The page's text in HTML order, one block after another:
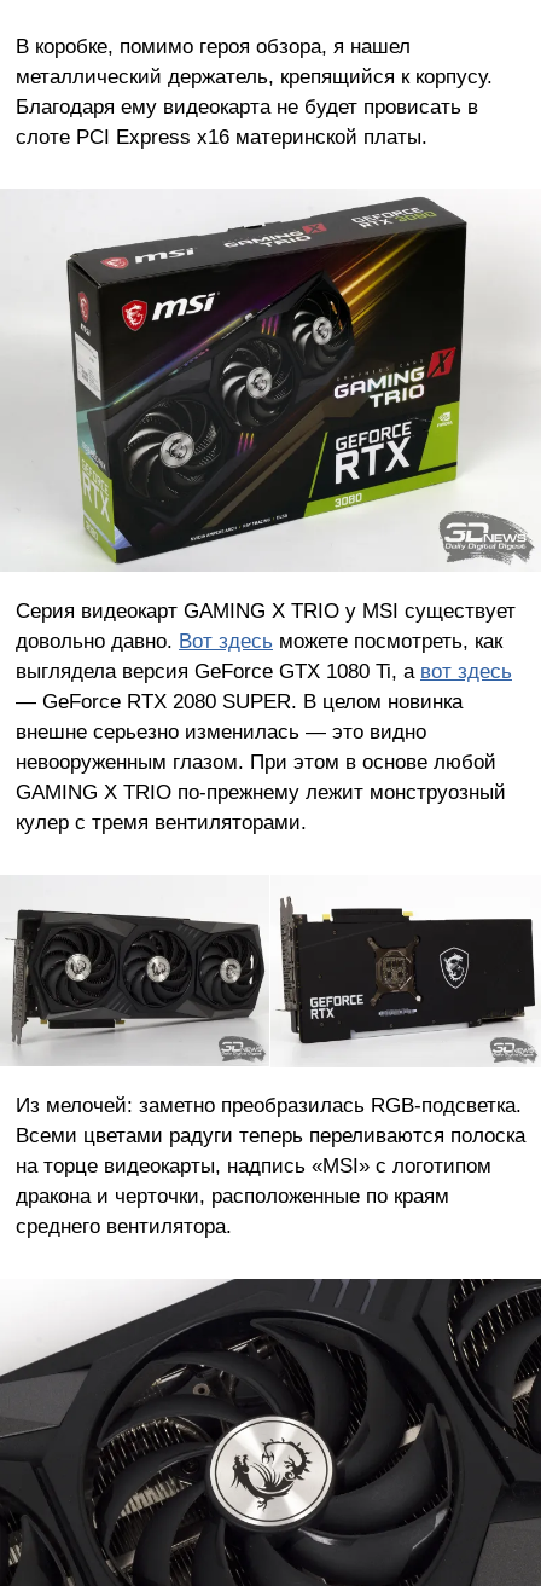
В коробке, помимо героя обзора, я нашел
металлический держатель, крепящийся к корпусу.
Благодаря ему видеокарта не будет провисать в
слоте PCI Express x16 материнской платы.
Серия видеокарт GAMING X TRIO у MSI существует
довольно давно. Вот здесь можете посмотреть, как
выглядела версия GeForce GTX 1080 Ti, а вот здесь
— GeForce RTX 2080 SUPER. В целом новинка
внешне серьезно изменилась — это видно
невооруженным глазом. При этом в основе любой
GAMING X TRIO по-прежнему лежит монструозный
кулер с тремя вентиляторами.
Из мелочей: заметно преобразилась RGB-подсветка.
Всеми цветами радуги теперь переливаются полоска
на торце видеокарты, надпись «MSI» с логотипом
дракона и черточки, расположенные по краям
среднего вентилятора.